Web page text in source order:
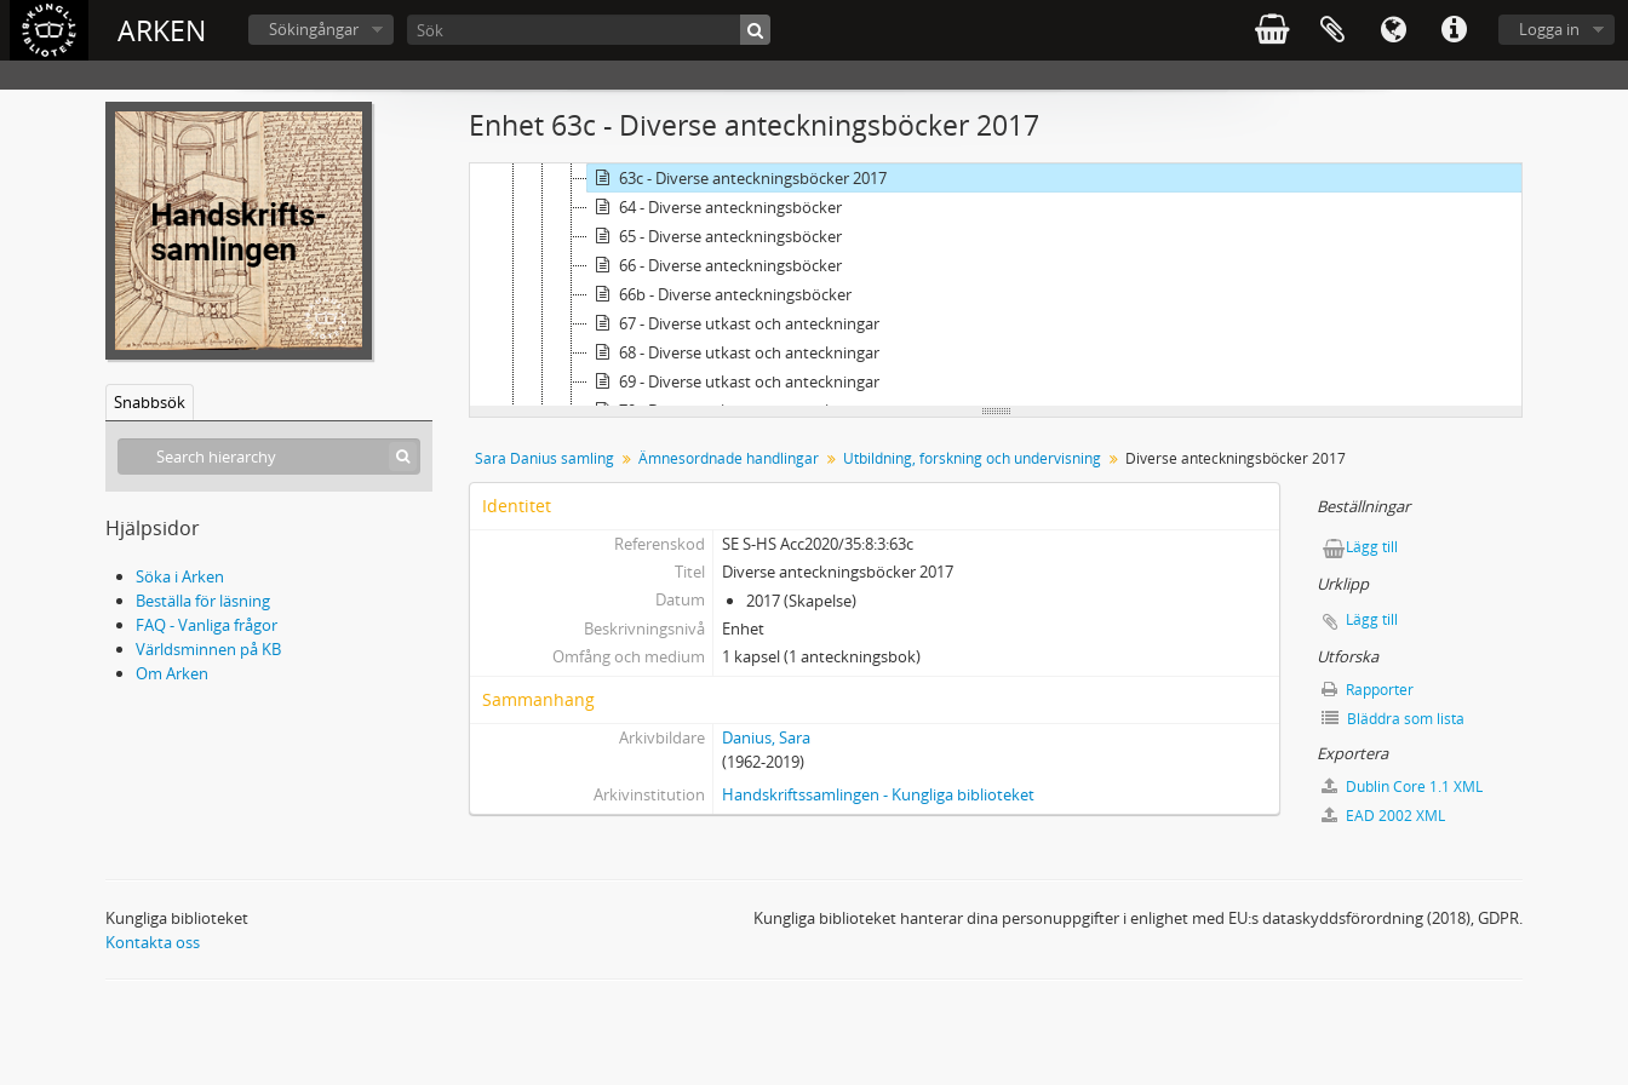
ARKEN Logga in
Sökingångar
Snabbsök
Hjälpsidor
Söka i Arken
Beställa för läsning
FAQ - Vanliga frågor
Världsminnen på KB
Om Arken
Enhet 63c - Diverse anteckningsböcker 2017
60 - Stockholms universitet: Diverse 2013-2015
61 - Diverse verksamhetshandlingar
62 - Diverse verksamhetshandlingar
63 - Diverse anteckningsböcker 2001-2004
63b - Diverse anteckningsböcker 2006-2012
63c - Diverse anteckningsböcker 2017
64 - Diverse anteckningsböcker
65 - Diverse anteckningsböcker
66 - Diverse anteckningsböcker
66b - Diverse anteckningsböcker
67 - Diverse utkast och anteckningar
68 - Diverse utkast och anteckningar
69 - Diverse utkast och anteckningar
70 - Diverse utkast och anteckningar
72 - Diverse referensmaterial
75 - Diverse referensmaterial
4 - Dramaten
6 - Orrefors glasbruk
7 - Diverse
9 - Tryck
10 - Övrigt: "Överst på skrivbordet" 2019
11 - Audiovisuellt material
500 - Digitalt material
Sara Danius samling Ämnesordnade handlingar Utbildning, forskning och undervisning Diverse anteckningsböcker 2017
Identitet
Referenskod
SE S-HS Acc2020/35:8:3:63c
Titel
Diverse anteckningsböcker 2017
Datum
2017 (Skapelse)
Beskrivningsnivå
Enhet
Omfång och medium
1 kapsel (1 anteckningsbok)
Sammanhang
Arkivbildare
Danius, Sara
(1962-2019)
Arkivinstitution
Handskriftssamlingen - Kungliga biblioteket
Beställningar
Lägg till
Urklipp
Lägg till
Utforska
Rapporter
Bläddra som lista
Exportera
Dublin Core 1.1 XML
EAD 2002 XML
Kungliga biblioteket
Kontakta oss
Kungliga biblioteket hanterar dina personuppgifter i enlighet med EU:s dataskyddsförordning (2018), GDPR.